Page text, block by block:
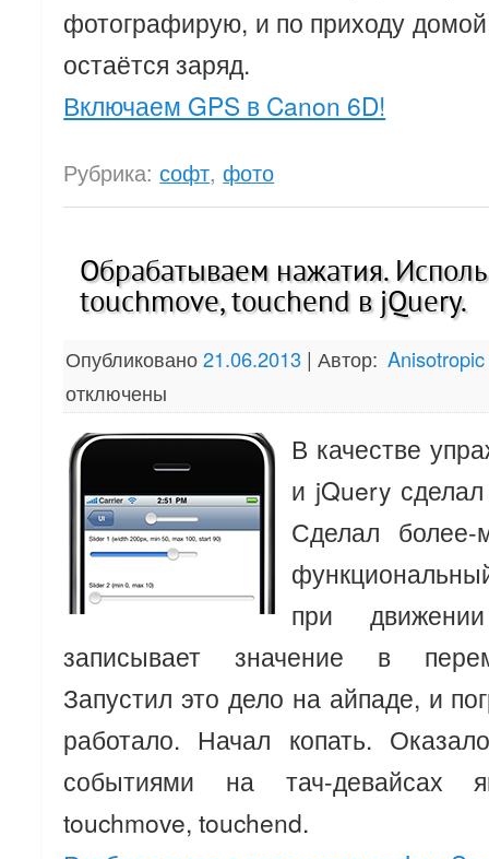
фотографирую, и по приходу
остаётся заряд.
Включаем GPS в Canon 6D!
Рубрика: софт,фото
Обрабатываем нажатия.
touchmove, touchend в jQuery.
Опубликовано 21.06.2013 |Автор: Anisotropic
отключены
В качестве
и jQuery
Сделал более-
при
записывает значение в
Запустил это дело на айпаде, и
работало. Начал копать.
событиями на тач-девайсах
touchmove, touchend.